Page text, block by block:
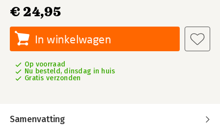
€ 24,95
In winkelwagen
Op voorraad
Nu besteld, dinsdag in huis
Gratis verzonden
Samenvatting